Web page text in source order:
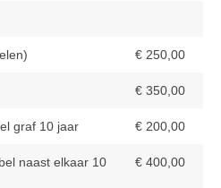
in vak 9
€ 250,00
€ 350,00
graf 10 jaar € 200,00
naast elkaar 10
€ 400,00